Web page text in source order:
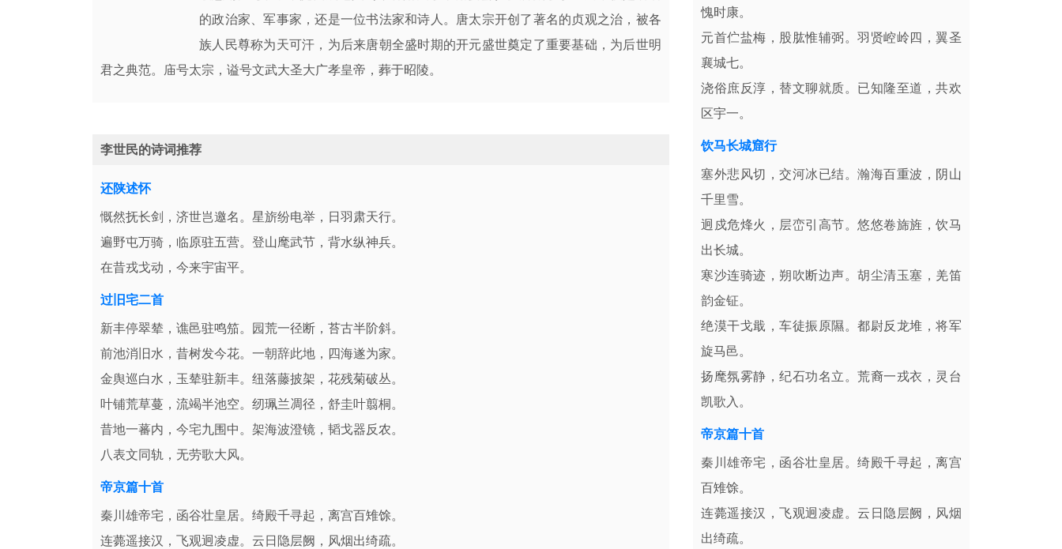
的政治家、军事家，还是一位书法家和诗人。唐太宗开创了著名的贞观之治，被各
族人民尊称为天可汗，为后来唐朝全盛时期的开元盛世奠定了重要基础，为后世明
君之典范。庙号太宗，谥号文武大圣大广孝皇帝，葬于昭陵。
李世民的诗词推荐
还陕述怀
慨然抚长剑，济世岂邀名。星旂纷电举，日羽肃天行。
遍野屯万骑，临原驻五营。登山麾武节，背水纵神兵。
在昔戎戈动，今来宇宙平。
过旧宅二首
新丰停翠辇，谯邑驻鸣笳。园荒一径断，苔古半阶斜。
前池消旧水，昔树发今花。一朝辞此地，四海遂为家。
金舆巡白水，玉辇驻新丰。纽落藤披架，花残菊破丛。
叶铺荒草蔓，流竭半池空。纫珮兰凋径，舒圭叶翦桐。
昔地一蕃内，今宅九围中。架海波澄镜，韬戈器反农。
八表文同轨，无劳歌大风。
帝京篇十首
秦川雄帝宅，函谷壮皇居。绮殿千寻起，离宫百雉馀。
连薨遥接汉，飞观迥凌虚。云日隐层阙，风烟出绮疏。
愧时康。
元首伫盐梅，股肱惟辅弼。羽贤崆岭四，翼圣
襄城七。
浇俗庶反淳，替文聊就质。已知隆至道，共欢
区宇一。
饮马长城窟行
塞外悲风切，交河冰已结。瀚海百重波，阴山
千里雪。
迥戍危烽火，层峦引高节。悠悠卷旆旌，饮马
出长城。
寒沙连骑迹，朔吹断边声。胡尘清玉塞，羌笛
韵金钲。
绝漠干戈戢，车徒振原隰。都尉反龙堆，将军
旋马邑。
扬麾氛雾静，纪石功名立。荒裔一戎衣，灵台
凯歌入。
帝京篇十首
秦川雄帝宅，函谷壮皇居。绮殿千寻起，离宫
百雉馀。
连薨遥接汉，飞观迥凌虚。云日隐层阙，风烟
出绮疏。